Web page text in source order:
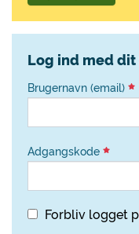
Log ind med dit
Brugernavn (email)
Adgangskode
Forbliv logget